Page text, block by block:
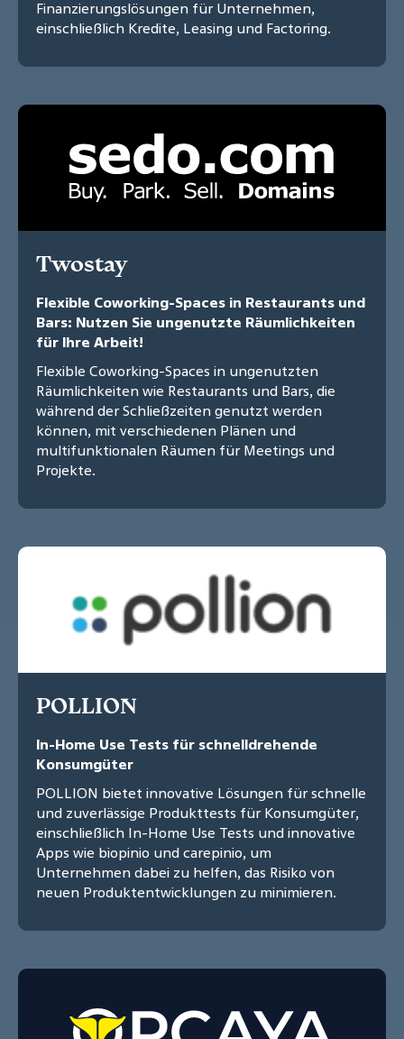
Finanzierungslösungen für Unternehmen,
einschließlich Kredite, Leasing und Factoring.
Twostay
Flexible Coworking-Spaces in Restaurants und
Bars: Nutzen Sie ungenutzte Räumlichkeiten
für Ihre Arbeit!
Flexible Coworking-Spaces in ungenutzten
Räumlichkeiten wie Restaurants und Bars, die
während der Schließzeiten genutzt werden
können, mit verschiedenen Plänen und
multifunktionalen Räumen für Meetings und
Projekte.
POLLION
In-Home Use Tests für schnelldrehende
Konsumgüter
POLLION bietet innovative Lösungen für schnelle
und zuverlässige Produkttests für Konsumgüter,
einschließlich In-Home Use Tests und innovative
Apps wie biopinio und carepinio, um
Unternehmen dabei zu helfen, das Risiko von
neuen Produktentwicklungen zu minimieren.